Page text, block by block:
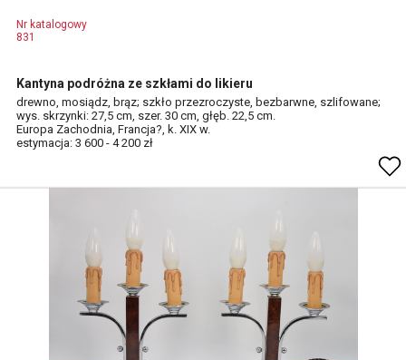
Nr katalogowy
831
Kantyna podróżna ze szkłami do likieru
drewno, mosiądz, brąz; szkło przezroczyste, bezbarwne, szlifowane;
wys. skrzynki: 27,5 cm, szer. 30 cm, głęb. 22,5 cm.
Europa Zachodnia, Francja?, k. XIX w.
estymacja: 3 600 - 4 200 zł